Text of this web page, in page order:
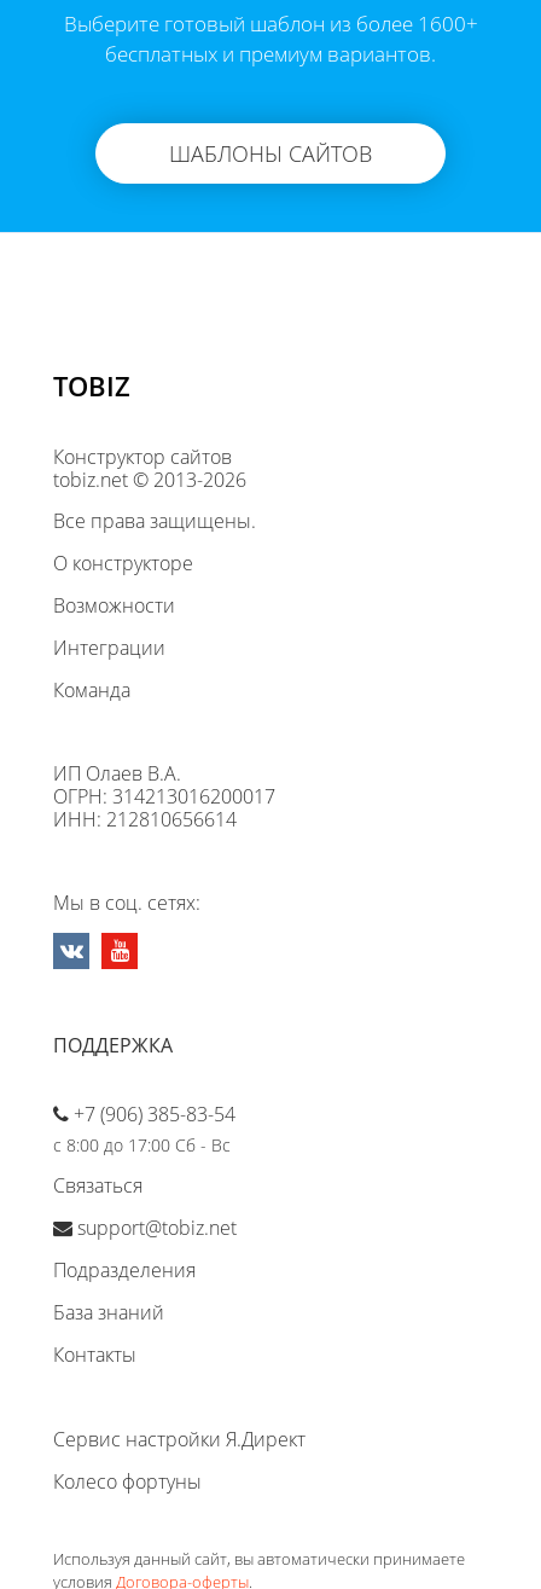
Выберите готовый шаблон из более 1600+
бесплатных и премиум вариантов.
ШАБЛОНЫ САЙТОВ
TOBIZ
Конструктор сайтов
tobiz.net © 2013-2026
Все права защищены.
О конструкторе
Возможности
Интеграции
Команда
ИП Олаев В.А.
ОГРН: 314213016200017
ИНН: 212810656614
Мы в соц. сетях:
ПОДДЕРЖКА
+7 (906) 385-83-54
с 8:00 до 17:00 Сб - Вс
Связаться
support@tobiz.net
Подразделения
База знаний
Контакты
Сервис настройки Я.Директ
Колесо фортуны
Используя данный сайт, вы автоматически принимаете
условия Договора-оферты.